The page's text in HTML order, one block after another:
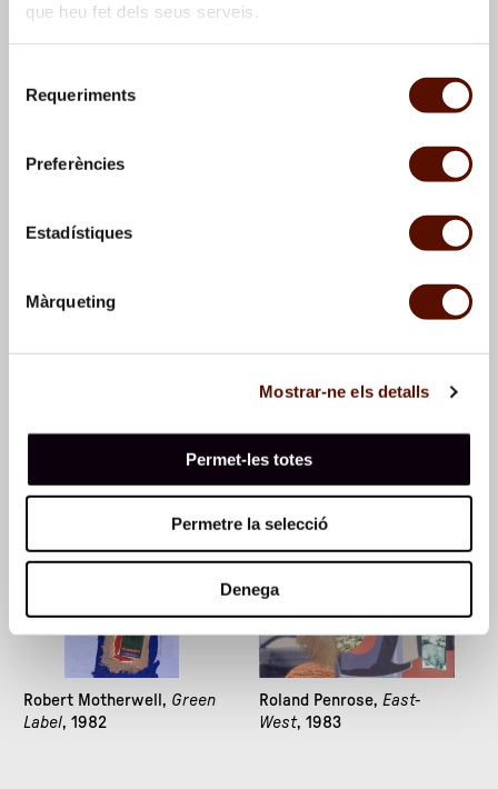
que heu fet dels seus serveis.
Requeriments
Preferències
Estadístiques
Màrqueting
Mostrar-ne els detalls
Permet-les totes
Permetre la selecció
Denega
1981
Robert Motherwell, Green
Label, 1982
Roland Penrose, East-
West, 1983